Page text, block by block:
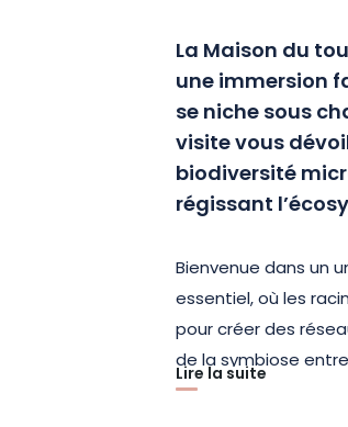
La Maison du
une immersion
se niche sous
visite vous
biodiversité
régissant
Bienvenue dans un
essentiel, où les
pour créer des
de la symbiose
de la faune
Lire la suite